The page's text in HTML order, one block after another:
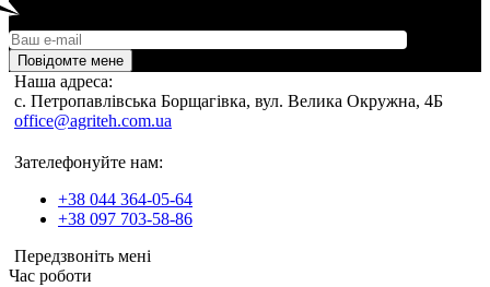
Повідомте мене
Наша адреса:
c. Петропавлівська Борщагівка, вул. Велика Окружна, 4Б
office@agriteh.com.ua
Зателефонуйте нам:
+38 044 364-05-64
+38 097 703-58-86
Передзвоніть мені
Час роботи